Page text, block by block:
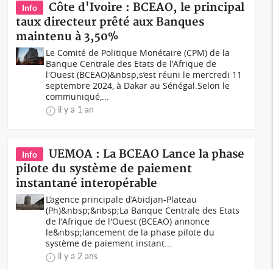
Info
Côte d'Ivoire : BCEAO, le principal
taux directeur prêté aux Banques
maintenu à 3,50%
Le Comité de Politique Monétaire (CPM) de la
Banque Centrale des Etats de l'Afrique de
l'Ouest (BCEAO)&nbsp;s’est réuni le mercredi 11
septembre 2024, à Dakar au Sénégal.Selon le
communiqué,...
il y a 1 an
Info
UEMOA : La BCEAO Lance la phase
pilote du système de paiement
instantané interopérable
L’agence principale d’Abidjan-Plateau
(Ph)&nbsp;&nbsp;La Banque Centrale des Etats
de l'Afrique de l'Ouest (BCEAO) annonce
le&nbsp;lancement de la phase pilote du
système de paiement instant...
il y a 2 ans